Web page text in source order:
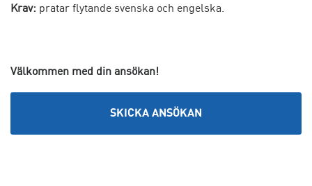
Krav: pratar flytande svenska och engelska.
Välkommen med din ansökan!
SKICKA ANSÖKAN